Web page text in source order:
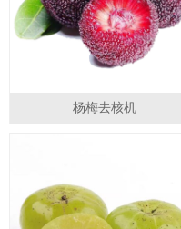
杨梅去核机
专利号： ZL2013 2 0363818.0
专利产品，仿冒违法！